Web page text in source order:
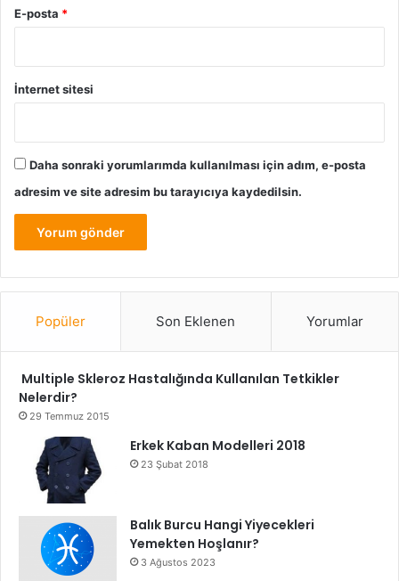
E-posta *
İnternet sitesi
Daha sonraki yorumlarımda kullanılması için adım, e-posta
adresim ve site adresim bu tarayıcıya kaydedilsin.
Popüler Son Eklenen Yorumlar
Multiple Skleroz Hastalığında Kullanılan Tetkikler
Nelerdir?
29 Temmuz 2015
Erkek Kaban Modelleri 2018
23 Şubat 2018
Balık Burcu Hangi Yiyecekleri
Yemekten Hoşlanır?
3 Ağustos 2023